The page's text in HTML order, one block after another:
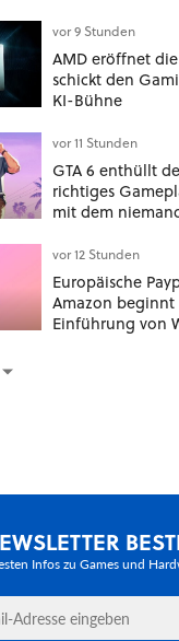
Kommentare
einfach ist
vor 9 Stunden
AMD eröffnet
schickt den
KI-Bühne
vor 11 Stunden
GTA 6 enthüllt
richtiges
mit dem
vor 12 Stunden
Europäische
Amazon
Einführung von
Infos zu Games und